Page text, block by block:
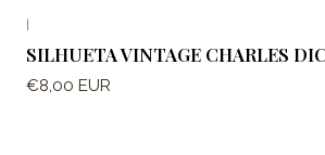
SILHUETA VINTAGE CHARLES
€8,00 EUR